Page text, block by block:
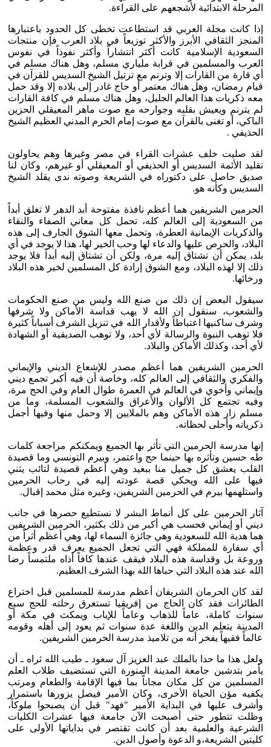
المرحلة الابتدائية لأشجعهم على القراءة.
إذا كانت مجلة العربي قد استطاعت تخطى كل الحدود باعتبارها
المنجز الثقافي الأبرز والأكثر توزيعاً في بلاد العرب فإن منتجات
السعودية الإسلامية كانت أكثر انتشاراً وأكثر نفوذاً في نفوس
العرب والمسلمين في قرابة ملياري مسلم، وهل هناك مسلم في
أي قارة من القارات إلا وترنم مع ترتيل الشيخ السديس للقرآن في
قيام رمضان، وهل هناك معتمر أو حاج غادر إلى بلاده إلا وقد حمل
معه ذكريات هذا العالم الجليل، وهل هناك مسلم في كافة القارات
لم يترنم ويعيش بقلبه وجوارحه مع صوت ماهر المعيقلي الحزين
الباكي، أو تغنى بالقرآن مع صوت إمام الحرم المدني العظيم الشيخ
الحذيفي .
لقد صليت خلف عشرات القراء في مصر وغيرها وهم يحاولون
تقليد الأئمة السديس أو الحذيفي أو المعيقلي أو غيرهم، وكان لنا
صديق حاصل على دكتوراه في الشريعة وصوته ندى يقلد الشيخ
السديس وكأنه هو.
الحرمين الشريفين هما أعظم نافذة مفتوحة أبد الدهر لا تغلق أبداً
من السعودية إلى العالم كله، تحمل كل معاني الصفاء والنقاء
والذكريات الإيمانية العطرة، وتحمل معها الشوق الجارف إلى هذه
البلاد، والحرص عليها والدعاء لها وحب الخير لها، هذا لا يوجد في أي
بلد، يمكن أن تشتاق إليه مرة، ولكن أن تشتاق إليه أبداً فلا يوجد
ذلك إلا لهذه البلاد، ومع الشوق إرادة كل المسلمين لخير هذه البلاد
ورخائها.
سيقول البعض إن ذلك من صنع الله وليس من صنع الحكومات
والشعوب، سنقول إن الله لا يهب قداسة الأماكن ولا شرفها
وشرف ساكنيها اعتباطاً ولأقدار الله في تنزيل الشرف أسباباً كثيرة
فلا توهب النبوة والرسالة لأي أحد، ولا توهب الصديقية أو الشهادة
لأي أحد، وكذلك الأماكن والبلاد.
الحرمين الشريفين هما أعظم مصدر للإشعاع الديني والإيماني
والفكري والثقافي إلى العالم كله، وخاصة أن فيه أكبر تجمع ديني
وإيماني وأخوي في العالم في العمرة طوال العام وفي الحج مرة،
وفيه تجتمع كل الألوان والأعراق والشعوب المسلمة، وما من
مسلم زار هذه الأماكن وهم بالملايين إلا وحمل منها وفيها أجمل
ذكرياته وأحلى لحظاته.
إنها مدرسة الحرمين التي تأثر بها الجميع ويمكنكم مراجعة كلمات
طه حسين وتأثره بها حينما حج واعتمر، وبيرم التونسي وما قصيدة
القلب يعشق كل جميل منا ببعيد وهي أعظم قصيدة لتائب يثني
فيها على الله ويحكي قصة عودته إليه في رحاب الحرمين
واستلهمها بيرم في الحرمين الشريفين، وغيره مثل محمد إقبال.
آثار الحرمين على كل أنماط البشر لا نستطيع حصرها في جانب
ديني أو إيماني فحسب هي أكبر من ذلك بكثير، الحرمين الشريفين
هما هدية الله للسعودية وهي جائزة السماء لها، وهي أعظم أثراً من
أي سفارة للمملكة فهي التي تجعل الجميع يعرف قدر وعظمة
وروعة بل وقداسة هذه البلاد فيقف عندها كافاً أذاه ملتمساً رضا
الله عند هذه البلاد التي حباها الله بهذا الشرف العظيم.
لقد كان الحرمان الشريفان أعظم مدرسة للمسلمين قبل اختراع
الطائرات فقد كان الحاج من إفريقيا تستغرق رحلته للحج سبع
سنوات كاملة، عاماً للذهاب وعاماً للإياب ويمكث في مكة أو
المدينة يتعلم الدين واللغة عدة سنوات ثم يعود إلى أهله وقومه
عالماً فقيهاً يفخر أنه من تلاميذ مدرسة الحرمين الشريفين.
ولعل هذا ما حدا بالملك عبد العزيز آل سعود ـ طيب الله ثراه ـ أن
يأمر بتدشين جامعة المدينة المنورة التي تستضيف طلاب العلم
المسلمين من كل مكان مجاناً بما فيها الإقامة والطعام ومرتب
يكفيه مؤن الحياة الأخرى، وكان الأمير فيصل يزورها باستمرار
وأشرف عليها في البداية الأمير "فهد" قبل أن يصبحوا ملوكاً،
وظلت تتطور حتى أصبحت الآن جامعة فيها عشرات الكليات
الشرعية والعلمية بعد أن كانت تقتصر في بداياتها الأولى على
كليتين الشريعة،و الدعوة وأصول الدين.